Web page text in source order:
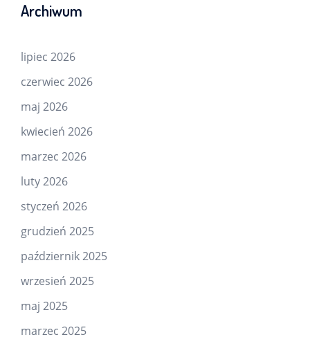
Archiwum
lipiec 2026
czerwiec 2026
maj 2026
kwiecień 2026
marzec 2026
luty 2026
styczeń 2026
grudzień 2025
październik 2025
wrzesień 2025
maj 2025
marzec 2025